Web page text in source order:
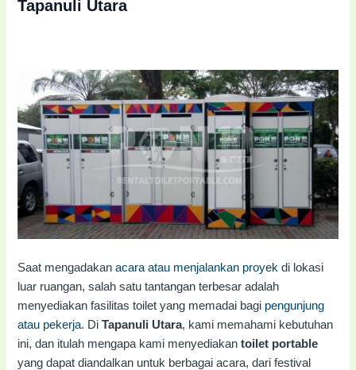
Tapanuli Utara
Saat mengadakanacara atau menjalankan proyek di lokasi
luar ruangan, salah satu tantangan terbesar adalah
menyediakan fasilitas toilet yang memadai bagi pengunjung
atau pekerja. DiTapanuli Utara, kami memahami kebutuhan
ini, dan itulah mengapa kami menyediakantoilet portable
yang dapat diandalkan untuk berbagai acara, dari festival